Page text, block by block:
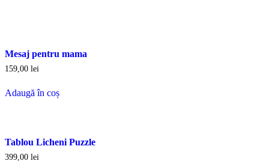
Mesaj pentru mama
159,00 lei
Adaugă în coș
Tablou Licheni Puzzle
399,00 lei